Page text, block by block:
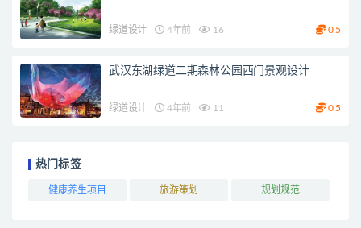
绿道设计 4年前 16 0.5
武汉东湖绿道二期森林公园西门景观设计
绿道设计 4年前 11 0.5
热门标签
健康养生项目 旅游策划 规划规范